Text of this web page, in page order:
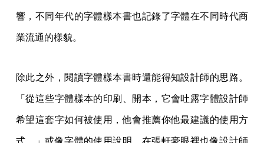
響，不同年代的字體樣本書也記錄了字體在不同時代商
業流通的樣貌。
除此之外，閱讀字體樣本書時還能得知設計師的思路。
「從這些字體樣本的印刷、開本，它會吐露字體設計師
希望這套字如何被使用，他會推薦你他最建議的使用方